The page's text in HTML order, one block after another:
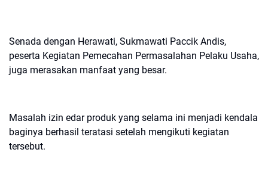
Senada dengan Herawati, Sukmawati Paccik Andis,
peserta Kegiatan Pemecahan Permasalahan Pelaku Usaha,
juga merasakan manfaat yang besar.
Masalah izin edar produk yang selama ini menjadi kendala
baginya berhasil teratasi setelah mengikuti kegiatan
tersebut.